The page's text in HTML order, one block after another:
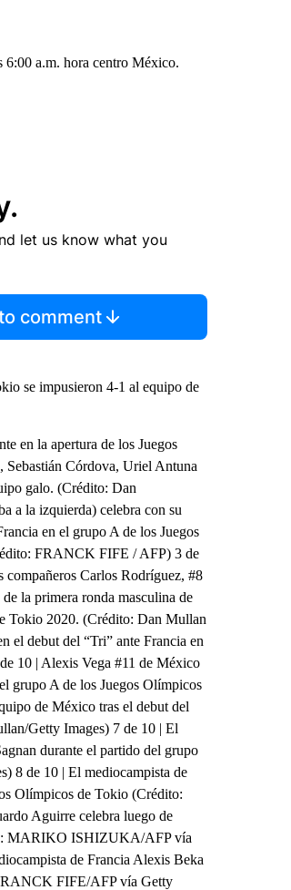
6:00 a.m. hora centro México.
let us know what you
comment
se impusieron 4-1 al equipo de
en la apertura de los Juegos
Córdova, Uriel Antuna
galo. (Crédito: Dan
a la izquierda) celebra con su
en el grupo A de los Juegos
FRANCK FIFE / AFP) 3 de
compañeros Carlos Rodríguez, #8
la primera ronda masculina de
Tokio 2020. (Crédito: Dan Mullan
el debut del “Tri” ante Francia en
10 | Alexis Vega #11 de México
grupo A de los Juegos Olímpicos
de México tras el debut del
Getty Images) 7 de 10 | El
durante el partido del grupo
8 de 10 | El mediocampista de
Olímpicos de Tokio (Crédito:
Aguirre celebra luego de
MARIKO ISHIZUKA/AFP vía
de Francia Alexis Beka
FIFE/AFP vía Getty